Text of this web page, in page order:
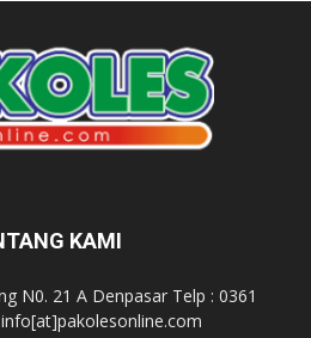
KAMI
N0. 21 A Denpasar Telp : 0361